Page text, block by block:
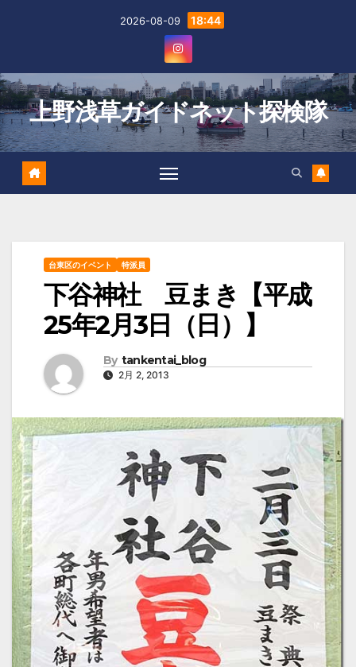
2026-08-09 18:44
上野浅草ガイドネット探検隊
台東区のイベント 特派員
下谷神社 豆まき【平成
25年2月3日（日）】
By tankentai_blog
2月 2, 2013